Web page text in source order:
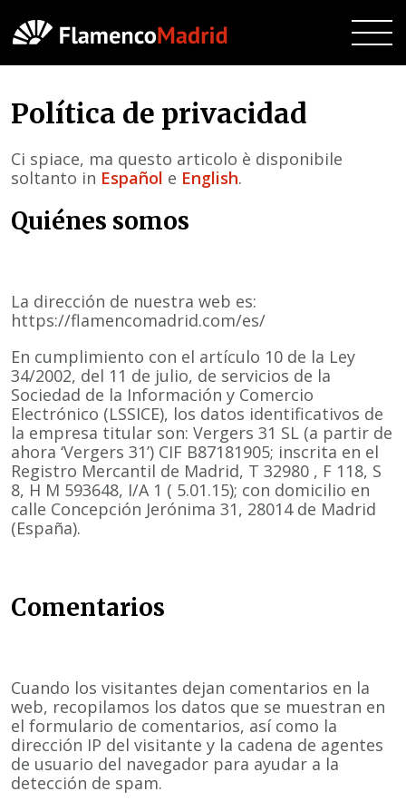
Política de privacidad
Ci spiace, ma questo articolo è disponibile
soltanto in Español e English.
Quiénes somos
La dirección de nuestra web es:
https://flamencomadrid.com/es/
En cumplimiento con el artículo 10 de la Ley
34/2002, del 11 de julio, de servicios de la
Sociedad de la Información y Comercio
Electrónico (LSSICE), los datos identificativos de
la empresa titular son: Vergers 31 SL (a partir de
ahora ‘Vergers 31’) CIF B87181905; inscrita en el
Registro Mercantil de Madrid, T 32980 , F 118, S
8, H M 593648, I/A 1 ( 5.01.15); con domicilio en
calle Concepción Jerónima 31, 28014 de Madrid
(España).
Comentarios
Cuando los visitantes dejan comentarios en la
web, recopilamos los datos que se muestran en
el formulario de comentarios, así como la
dirección IP del visitante y la cadena de agentes
de usuario del navegador para ayudar a la
detección de spam.